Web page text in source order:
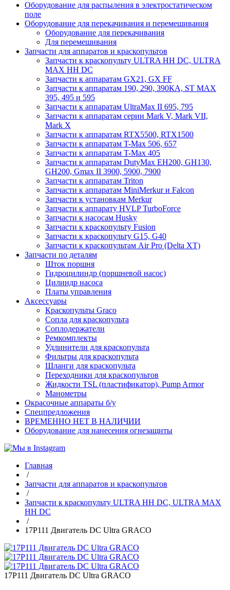
Оборудование для распыления в электростатическом
поле
Оборудование для перекачивания и перемешивания
Оборудование для перекачивания
Для перемешивания
Запчасти для аппаратов и краскопультов
Запчасти к краскопульту ULTRA HH DC, ULTRA
MAX HH DC
Запчасти к аппаратам GX21, GX FF
Запчасти к аппаратам 190, 290, 390КА, ST MAX
395, 495 и 595
Запчасти к аппаратам UltraMax II 695, 795
Запчасти к аппаратам серии Mark V, Mark VII,
Mark X
Запчасти к аппаратам RTX5500, RTX1500
Запчасти к аппаратам T-Max 506, 657
Запчасти к аппаратам T-Max 405
Запчасти к аппаратам DutyMax EH200, GH130,
GH200, Gmax II 3900, 5900, 7900
Запчасти к аппаратам Triton
Запчасти к аппаратам MiniMerkur и Falcon
Запчасти к установкам Merkur
Запчасти к аппарату HVLP TurboForce
Запчасти к насосам Husky
Запчасти к краскопульту Fusion
Запчасти к краскопульту G15, G40
Запчасти к краскопультам Air Pro (Delta XT)
Запчасти по деталям
Шток поршня
Гидроцилиндр (поршневой насос)
Цилиндр насоса
Платы управления
Аксессуары
Краскопульты Graco
Сопла для краскопульта
Соплодержатели
Ремкомплекты
Удлинители для краскопульта
Фильтры для краскопульта
Шланги для краскопульта
Переходники для краскопультов
Жидкости TSL (пластификатор), Pump Armor
Манометры
Окрасочные аппараты б/у
Спецпредложения
ВРЕМЕННО НЕТ В НАЛИЧИИ
Оборудование для нанесения огнезащиты
Главная
/
Запчасти для аппаратов и краскопультов
/
Запчасти к краскопульту ULTRA HH DC, ULTRA MAX
HH DC
/
17P111 Двигатель DC Ultra GRACO
17P111 Двигатель DC Ultra GRACO